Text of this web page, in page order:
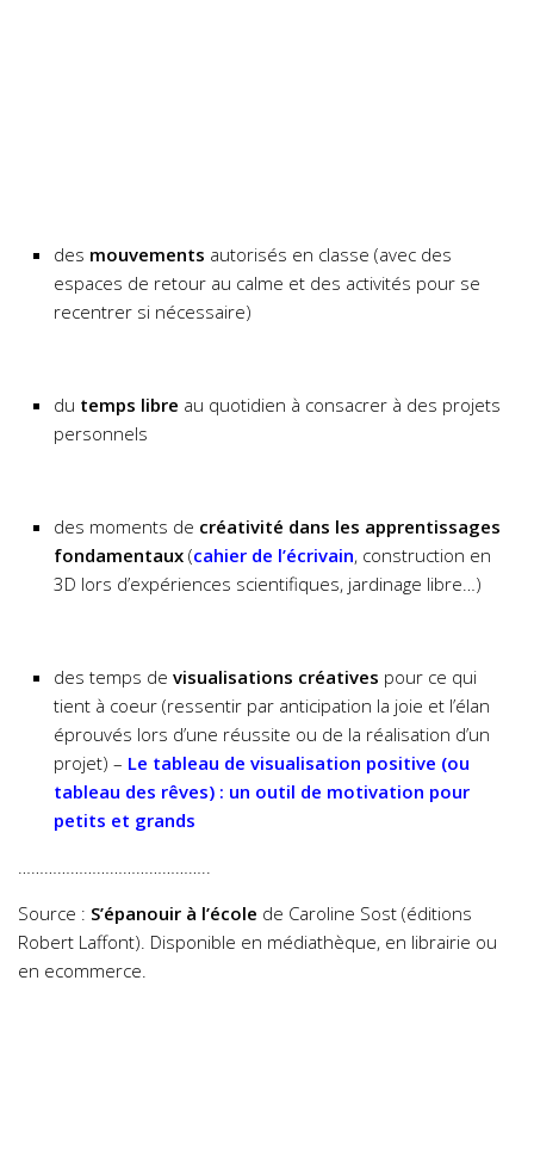
des mouvements autorisés en classe (avec des
espaces de retour au calme et des activités pour se
recentrer si nécessaire)
du temps libre au quotidien à consacrer à des projets
personnels
des moments de créativité dans les apprentissages
fondamentaux (cahier de l’écrivain, construction en
3D lors d’expériences scientifiques, jardinage libre…)
des temps de visualisations créatives pour ce qui
tient à coeur (ressentir par anticipation la joie et l’élan
éprouvés lors d’une réussite ou de la réalisation d’un
projet) – Le tableau de visualisation positive (ou
tableau des rêves) : un outil de motivation pour
petits et grands
……………………………………..
Source : S’épanouir à l’école de Caroline Sost (éditions
Robert Laffont). Disponible en médiathèque, en librairie ou
en ecommerce.